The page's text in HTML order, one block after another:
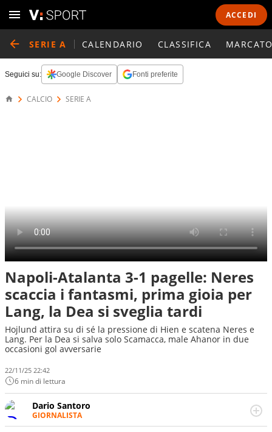
ACCEDI
SERIE A CALENDARIO CLASSIFICA
Seguici su: Google Discover Fonti preferite
CALCIO SERIE A
Napoli-Atalanta 3-1 pagelle: Neres
scaccia i fantasmi, prima gioia per
Lang, la Dea si sveglia tardi
Hojlund attira su di sé la pressione di Hien e scatena Neres e
Lang. Per la Dea si salva solo Scamacca, male Ahanor in due
occasioni gol avversarie
22/11/25 22:42
6 min di lettura
Dario Santoro
GIORNALISTA
Scrive, commenta, racconta lo sport in tutte le